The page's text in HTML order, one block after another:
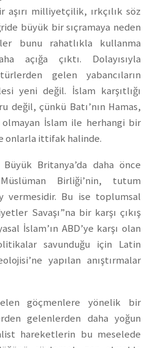
milliyetçilik, ırkçılık söz
büyük bir sıçramaya neden
bunu rahatlıkla kullanma
açığa çıktı. Dolayısıyla
gelen yabancıların
yeni değil. İslam karşıtlığı
değil, çünkü Batı’nın Hamas,
İslam ile herhangi bir
onlarla ittifak halinde.
Britanya’da daha önce
Birliği’nin, tutum
vermesidir. Bu ise toplumsal
Savaşı”na bir karşı çıkış
İslam’ın ABD’ye karşı olan
savunduğu için Latin
yapılan anıştırmalar
göçmenlere yönelik bir
gelenlerden daha yoğun
hareketlerin bu meselede